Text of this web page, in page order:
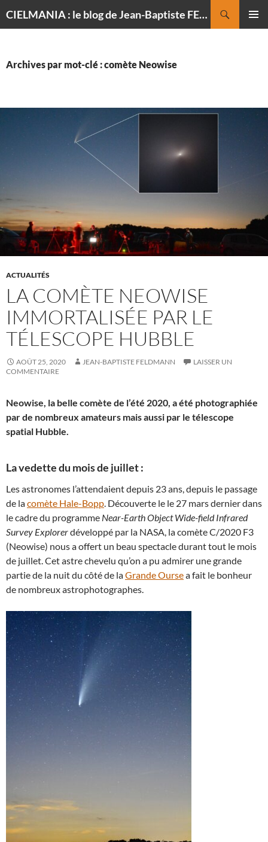
CIELMANIA : le blog de Jean-Baptiste FELDMANN, photographe du ciel
Archives par mot-clé : comète Neowise
ACTUALITÉS
LA COMÈTE NEOWISE
IMMORTALISÉE PAR LE
TÉLESCOPE HUBBLE
AOÛT 25, 2020 JEAN-BAPTISTE FELDMANN
LAISSER UN
COMMENTAIRE
Neowise, la belle comète de l’été 2020, a été photographiée
par de nombreux amateurs mais aussi par le télescope
spatial Hubble.
La vedette du mois de juillet :
Les astronomes l’attendaient depuis 23 ans, depuis le passage
de lacomète Hale-Bopp. Découverte le le 27 mars dernier dans
le cadre du programme Near-Earth Object Wide-field Infrared
Survey Explorerdéveloppé par la NASA, la comète C/2020 F3
(Neowise) nous a offert un beau spectacle durant tout le mois
de juillet. Cet astre chevelu qu’on a pu admirer une grande
partie de la nuit du côté de laGrande Oursea fait le bonheur
de nombreux astrophotographes.